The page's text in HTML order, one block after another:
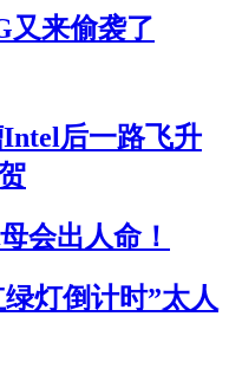
又来偷袭了
后一路飞升
会出人命！
灯倒计时”太人